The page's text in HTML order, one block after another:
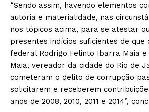
“Sendo assim, havendo elementos
autoria e materialidade, nas
nos tópicos acima, para se atestar
presentes indícios suficientes de que
federal Rodrigo Felinto Ibarra Maia e
Maia, vereador da cidade do Rio de
cometeram o delito de corrupção
solicitarem e receberem
anos de 2008, 2010, 2011 e 2014”,